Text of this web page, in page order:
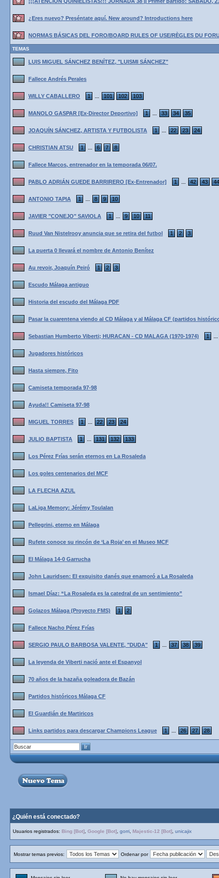
¿Eres nuevo? Preséntate aquí. New around? Introductions here
NORMAS BÁSICAS DEL FORO/BOARD RULES OF USE/RÈGLES DU
TEMAS
LUIS MIGUEL SÁNCHEZ BENÍTEZ, "LUISMI SÁNCHEZ"
Fallece Andrés Perales
WILLY CABALLERO 1 101 102 103
MANOLO GASPAR [Ex-Director Deportivo] 1 33 34 35
JOAQUÍN SÁNCHEZ, ARTISTA Y FUTBOLISTA 1 22 23 24
CHRISTIAN ATSU 1 6 7 8
Fallece Marcos, entrenador en la temporada 06/07.
PABLO ADRIÁN GUEDE BARRIRERO [Ex-Entrenador] 1 42 43 44
ANTONIO TAPIA 1 8 9 10
JAVIER "CONEJO" SAVIOLA 1 9 10 11
Ruud Van Nistelrooy anuncia que se retira del futbol 1 2 3
La puerta 0 llevará el nombre de Antonio Benítez
Au revoir, Joaquín Peiró 1 2 3
Escudo Málaga antiguo
Historia del escudo del Málaga PDF
Pasar la cuarentena viendo al CD Málaga y al Málaga CF (partidos
Sebastian Humberto Viberti; HURACAN - CD MALAGA (1970-1974) 1
Jugadores históricos
Hasta siempre, Fito
Camiseta temporada 97-98
Ayuda!! Camiseta 97-98
MIGUEL TORRES 1 22 23 24
JULIO BAPTISTA 1 131 132 133
Los Pérez Frías serán eternos en La Rosaleda
Los goles centenarios del MCF
LA FLECHA AZUL
LaLiga Memory: Jérémy Toulalan
Pellegrini, eterno en Málaga
Rufete conoce su rincón de ‘La Roja’ en el Museo MCF
El Málaga 14-0 Garrucha
John Lauridsen: El exquisito danés que enamoró a La Rosaleda
Ismael Díaz: “La Rosaleda es la catedral de un sentimiento”
Golazos Málaga (Proyecto FMS) 1 2
Fallece Nacho Pérez Frías
SERGIO PAULO BARBOSA VALENTE, "DUDA" 1 37 38 39
La leyenda de Viberti nació ante el Espanyol
70 años de la hazaña goleadora de Bazán
Partidos históricos Málaga CF
El Guardián de Martiricos
Links partidos para descargar Champions League 1 26 27 28
¿Quién está conectado?
Usuarios registrados: Bing [Bot] Google [Bot] gorri Majestic-12 [Bot] unicajix
Mostrar temas previos: Ordenar por